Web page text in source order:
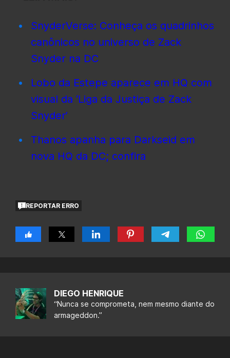
SnyderVerse: Conheça os quadrinhos
canônicos no universo de Zack
Snyder na DC
Lobo da Estepe aparece em HQ com
visual da ‘Liga da Justiça de Zack
Snyder’
Thanos apanha para Darkseid em
nova HQ da DC; confira
REPORTAR ERRO
DIEGO HENRIQUE
“Nunca se comprometa, nem mesmo diante do
armageddon.”